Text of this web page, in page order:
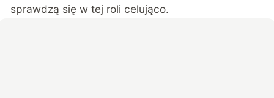
sprawdzą się w tej roli celująco.